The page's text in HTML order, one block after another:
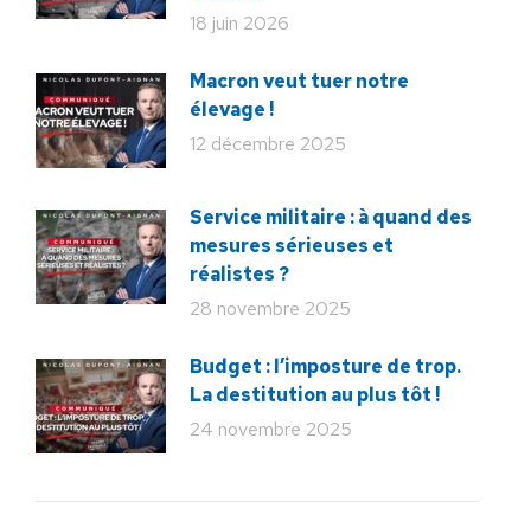
18 juin 2026
Macron veut tuer notre
élevage !
12 décembre 2025
Service militaire : à quand des
mesures sérieuses et
réalistes ?
28 novembre 2025
Budget : l’imposture de trop.
La destitution au plus tôt !
24 novembre 2025